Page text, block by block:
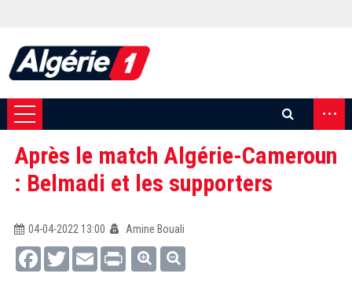
...
Après le match Algérie-Cameroun
: Belmadi et les supporters
04-04-2022 13:00
Amine Bouali
FacebookTwitterEmail Print